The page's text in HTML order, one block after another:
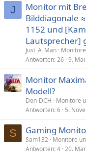
J
Monitor mit
Bilddiagonale
1152 und
Lautsprecher]
Just_A_Man
Antworten 26 9.
Monitor
Modell?
Don-DCH
Monitore
Antworten 6 5.
S Gaming
Sam132 Monitore
Antworten 4 20.